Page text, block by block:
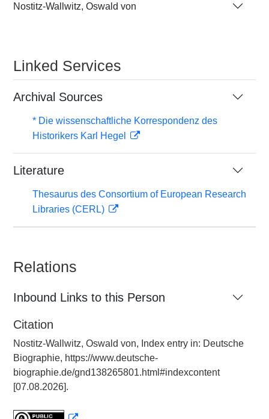
Nostitz-Wallwitz, Oswald von
Linked Services
Archival Sources
* Die wissenschaftliche Korrespondenz des
Historikers Karl Hegel
Literature
Thesaurus des Consortium of European Research
Libraries (CERL)
Relations
Inbound Links to this Person
Citation
Nostitz-Wallwitz, Oswald von, Index entry in: Deutsche
Biographie, https://www.deutsche-
biographie.de/gnd138265801.html#indexcontent
[07.08.2026].